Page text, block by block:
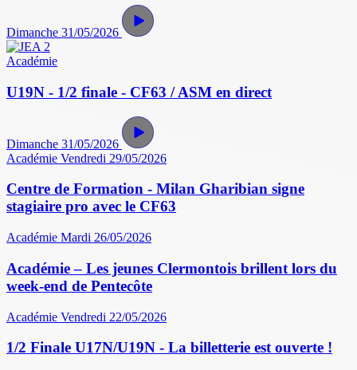
Dimanche 31/05/2026
Académie
U19N - 1/2 finale - CF63 / ASM en direct
Dimanche 31/05/2026
Académie Vendredi 29/05/2026
Centre de Formation - Milan Gharibian signe
stagiaire pro avec le CF63
Académie Mardi 26/05/2026
Académie – Les jeunes Clermontois brillent lors du
week-end de Pentecôte
Académie Vendredi 22/05/2026
1/2 Finale U17N/U19N - La billetterie est ouverte !